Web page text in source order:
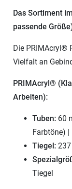
Das Sortiment
passende
Die PRIMAcryl®
Vielfalt an
PRIMAcryl®
Arbeiten):
Tuben: 60
Farbtöne)
Tiegel:
Tiegel